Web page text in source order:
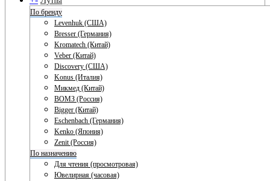
По бренду
Levenhuk (США)
Bresser (Германия)
Kromatech (Китай)
Veber (Китай)
Discovery (США)
Konus (Италия)
Микмед (Китай)
ВОМЗ (Россия)
Bigger (Китай)
Eschenbach (Германия)
Kenko (Япония)
Zenit (Россия)
По назначению
Для чтения (просмотровая)
Ювелирная (часовая)